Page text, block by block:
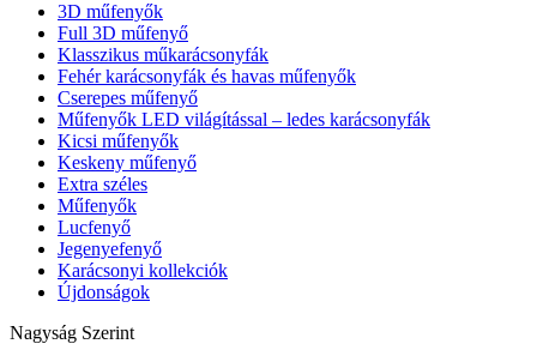
3D műfenyők
Full 3D műfenyő
Klasszikus műkarácsonyfák
Fehér karácsonyfák és havas műfenyők
Cserepes műfenyő
Műfenyők LED világítással – ledes karácsonyfák
Kicsi műfenyők
Keskeny műfenyő
Extra széles
Műfenyők
Lucfenyő
Jegenyefenyő
Karácsonyi kollekciók
Újdonságok
Nagyság Szerint